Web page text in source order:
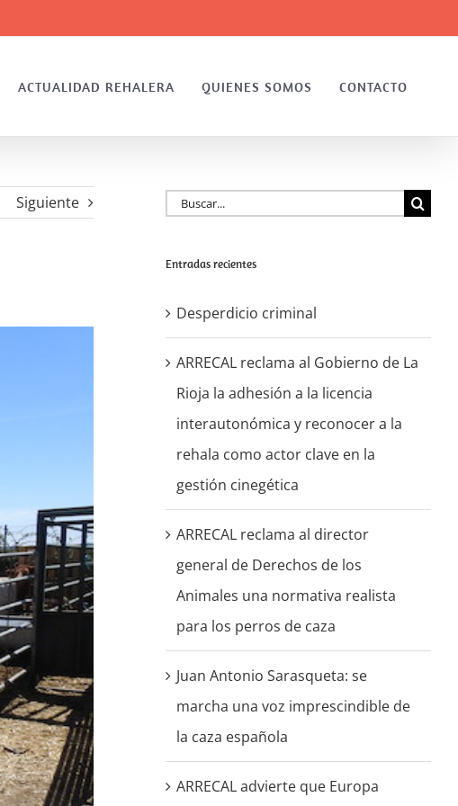
ACTUALIDAD REHALERA QUIENES SOMOS CONTACTO
Siguiente Buscar:
Entradas recientes
Desperdicio criminal
ARRECAL reclama al Gobierno de La
Rioja la adhesión a la licencia
interautonómica y reconocer a la
rehala como actor clave en la
gestión cinegética
ARRECAL reclama al director
general de Derechos de los
Animales una normativa realista
para los perros de caza
Juan Antonio Sarasqueta: se
marcha una voz imprescindible de
la caza española
ARRECAL advierte que Europa